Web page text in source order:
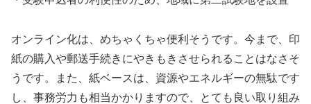
オンライン化は、めちゃくちゃ便利そうです。今まで、印
紙の購入や郵送手続きにやきもきさせられることはなさそ
うです。また、紙ベースは、資源やエネルギーの無駄です
し、事務労力も相当かかりますので、とても良い取り組み